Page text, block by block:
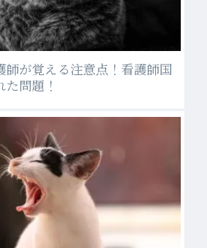
師が覚える注意点！看護師国
問題！